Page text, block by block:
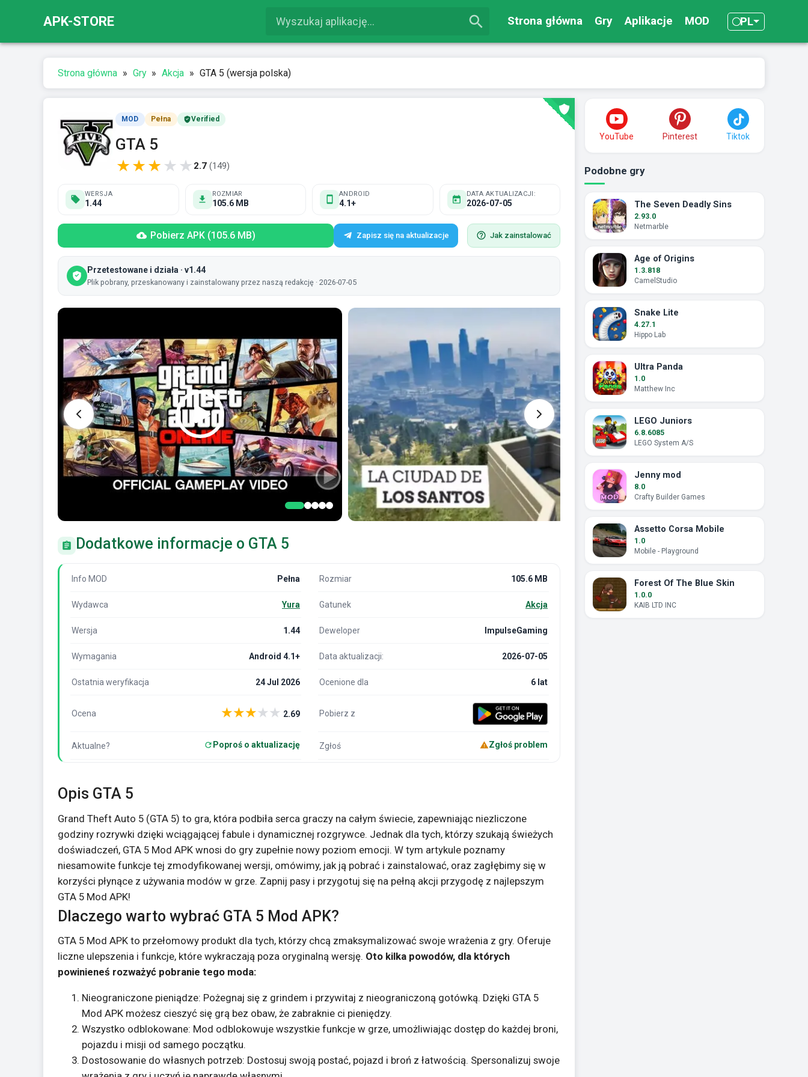
APK-STORE Strona główna Gry Aplikacje MOD PL
Strona główna » Gry » Akcja » GTA 5 (wersja polska)
MOD Pełna Verified
GTA 5
★★★ ★ ★ 2.7 (149)
WERSJA
1.44
ROZMIAR
105.6 MB
ANDROID
4.1+
DATA AKTUALIZACJI:
2026-07-05
Pobierz APK (105.6 MB) Zapisz się na aktualizacje Jak zainstalować
Przetestowane i działa · v1.44
Plik pobrany, przeskanowany i zainstalowany przez naszą redakcję · 2026-07-05
Dodatkowe informacje o GTA 5
Info MOD Pełna Rozmiar 105.6 MB
Wydawca Yura Gatunek Akcja
Wersja 1.44 Deweloper ImpulseGaming
Wymagania Android 4.1+ Data aktualizacji: 2026-07-05
Ostatnia weryfikacja 24 Jul 2026 Ocenione dla 6 lat
Ocena ★★★★★ 2.69 Pobierz z
Aktualne? Poproś o aktualizację Zgłoś Zgłoś problem
Opis GTA 5
Grand Theft Auto 5 (GTA 5) to gra, która podbiła serca graczy na całym świecie, zapewniając niezliczone
godziny rozrywki dzięki wciągającej fabule i dynamicznej rozgrywce. Jednak dla tych, którzy szukają świeżych
doświadczeń, GTA 5 Mod APK wnosi do gry zupełnie nowy poziom emocji. W tym artykule poznamy
niesamowite funkcje tej zmodyfikowanej wersji, omówimy, jak ją pobrać i zainstalować, oraz zagłębimy się w
korzyści płynące z używania modów w grze. Zapnij pasy i przygotuj się na pełną akcji przygodę z najlepszym
GTA 5 Mod APK!
Dlaczego warto wybrać GTA 5 Mod APK?
GTA 5 Mod APK to przełomowy produkt dla tych, którzy chcą zmaksymalizować swoje wrażenia z gry. Oferuje
liczne ulepszenia i funkcje, które wykraczają poza oryginalną wersję. Oto kilka powodów, dla których
powinieneś rozważyć pobranie tego moda:
Nieograniczone pieniądze: Pożegnaj się z grindem i przywitaj z nieograniczoną gotówką. Dzięki GTA 5
Mod APK możesz cieszyć się grą bez obaw, że zabraknie ci pieniędzy.
Wszystko odblokowane: Mod odblokowuje wszystkie funkcje w grze, umożliwiając dostęp do każdej broni,
pojazdu i misji od samego początku.
Dostosowanie do własnych potrzeb: Dostosuj swoją postać, pojazd i broń z łatwością. Spersonalizuj swoje
YouTube Pinterest Tiktok
Podobne gry
The Seven Deadly Sins
2.93.0
Netmarble
Age of Origins
1.3.818
CamelStudio
Snake Lite
4.27.1
Hippo Lab
Ultra Panda
1.0
Matthew Inc
LEGO Juniors
6.8.6085
LEGO System A/S
Jenny mod
8.0
Crafty Builder Games
Assetto Corsa Mobile
1.0
Mobile - Playground
Forest Of The Blue Skin
1.0.0
KAIB LTD INC